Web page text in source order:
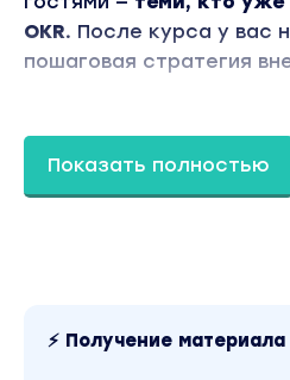
OKR. После курса у вас
пошаговая стратегия
чего (и кого) угодно —
стартапа и даже одного
Показать полностью
⚡ Получение материала